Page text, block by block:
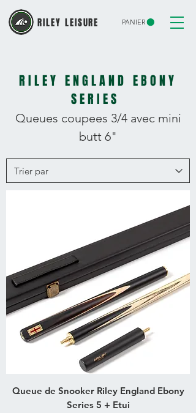
PANIER
RILEY LEISURE
RILEY ENGLAND EBONY
SERIES
Queues coupees 3/4 avec mini
butt 6"
Queue de Snooker Riley England Ebony
Series 5 + Etui